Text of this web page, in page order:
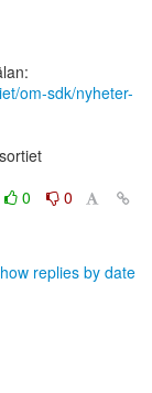
om-sdk/nyheter-
0
0
replies by date